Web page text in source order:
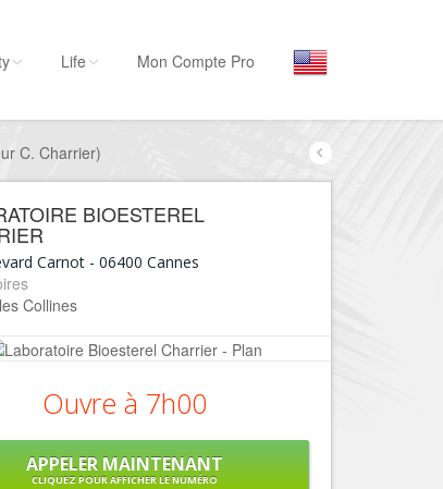
Restaurants, ...
Loisirs
Life Mon Compte Pro
C. Charrier)
BIOESTEREL
Carnot- 06400 Cannes
Collines
Ouvre à 7h00
APPELER MAINTENANT
CLIQUEZ POUR AFFICHER LE NUMÉRO